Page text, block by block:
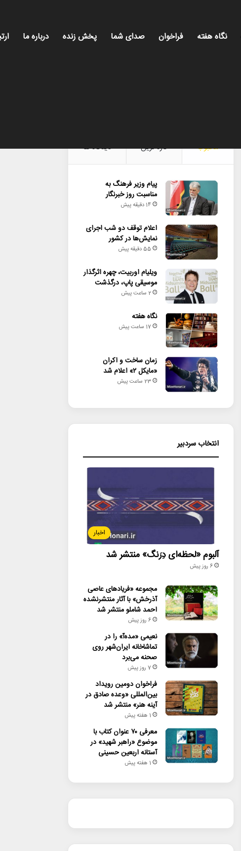
نگاه هفته فراخوان صدای شما پخش زنده درباره ما
محبوب تازه ترین دیدگاه ها
پیام وزیر فرهنگ به
مناسبت روز خبرنگار
14 دقیقه پیش
اعلام توقف دو شب اجرای
نمایش‌ها در کشور
55 دقیقه پیش
ویلیام اوربیت، چهره اثرگذار
موسیقی پاپ، درگذشت
2 ساعت پیش
نگاه هفته
17 ساعت پیش
زمان ساخت و اکران
«مایکل ۲» اعلام شد
23 ساعت پیش
انتخاب سردبیر
اخبار
آلبوم «لحظه‌ای دِرَنگ» منتشر شد
6 روز پیش
مجموعه «فریادهای عاصی
آذرخش» با آثار منتشرنشده
احمد شاملو منتشر شد
6 روز پیش
نعیمی «مده‌آ» را در
تماشاخانه ایران‌شهر روی
صحنه می‌برد
7 روز پیش
فراخوان دومین رویداد
بین‌المللی «وعده صادق در
آینه هنر» منتشر شد
1 هفته پیش
معرفی ۷۰ عنوان کتاب با
موضوع «راهبر شهید» در
آستانه اربعین حسینی
1 هفته پیش